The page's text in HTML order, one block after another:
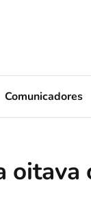
Comunicadores